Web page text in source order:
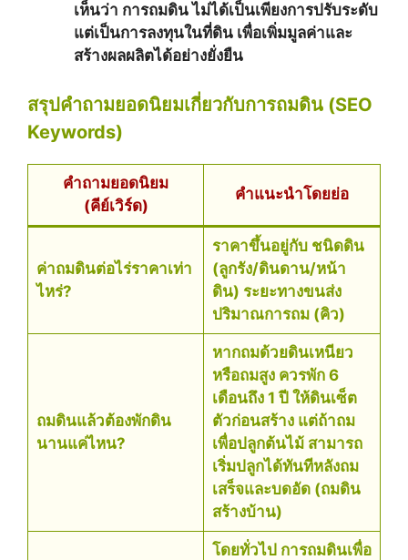
เห็นว่า การถมดิน ไม่ได้เป็นเพียงการปรับระดับ
แต่เป็นการลงทุนในที่ดิน เพื่อเพิ่มมูลค่าและ
สร้างผลผลิตได้อย่างยั่งยืน
สรุปคำถามยอดนิยมเกี่ยวกับการถมดิน (SEO
Keywords)
คำถามยอดนิยม
(คีย์เวิร์ด)
คำแนะนำโดยย่อ
ค่าถมดินต่อไร่ราคาเท่า
ไหร่?
ราคาขึ้นอยู่กับ ชนิดดิน
(ลูกรัง/ดินดาน/หน้า
ดิน) ระยะทางขนส่ง
ปริมาณการถม (คิว)
ถมดินแล้วต้องพักดิน
นานแค่ไหน?
หากถมด้วยดินเหนียว
หรือถมสูง ควรพัก 6
เดือนถึง 1 ปี ให้ดินเซ็ต
ตัวก่อนสร้าง แต่ถ้าถม
เพื่อปลูกต้นไม้ สามารถ
เริ่มปลูกได้ทันทีหลังถม
เสร็จและบดอัด (ถมดิน
สร้างบ้าน)
โดยทั่วไป การถมดินเพื่อ